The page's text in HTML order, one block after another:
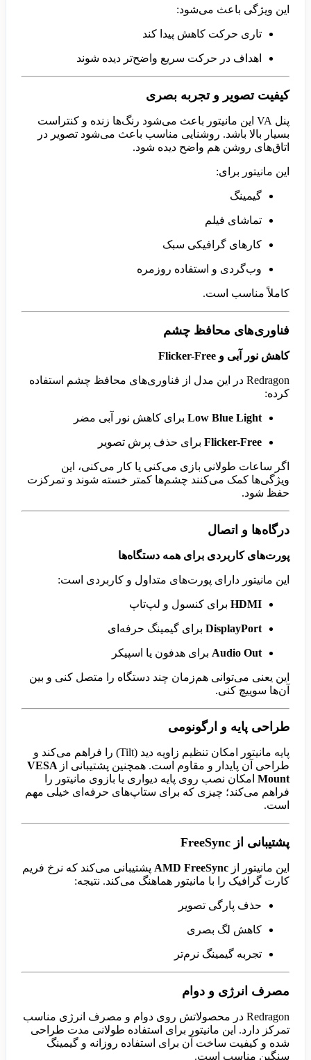
این ویژگی باعث می‌شود:
تاری حرکت کاهش پیدا کند
اهداف در حرکت سریع واضح‌تر دیده شوند
کیفیت تصویر و تجربه بصری
پنل VA این مانیتور باعث می‌شود رنگ‌ها زنده و کنتراست
بسیار بالا باشد. روشنایی مناسب باعث می‌شود تصویر در
اتاق‌های روشن هم واضح دیده شود.
این مانیتور برای:
گیمینگ
تماشای فیلم
کارهای گرافیکی سبک
وب‌گردی و استفاده روزمره
کاملاً مناسب است.
فناوری‌های محافظ چشم
کاهش نور آبی و Flicker-Free
Redragon در این مدل از فناوری‌های محافظ چشم استفاده
کرده:
Low Blue Light برای کاهش نور آبی مضر
Flicker-Free برای حذف پرش تصویر
اگر ساعات طولانی بازی می‌کنی یا کار می‌کنی، این
ویژگی‌ها کمک می‌کنند چشم‌ها کمتر خسته شوند و تمرکزت
حفظ شود.
درگاه‌ها و اتصال
پورت‌های کاربردی برای همه دستگاه‌ها
این مانیتور دارای پورت‌های متداول و کاربردی است:
HDMI برای کنسول و لپ‌تاپ
DisplayPort برای گیمینگ حرفه‌ای
Audio Out برای هدفون یا اسپیکر
این یعنی می‌توانی هم‌زمان چند دستگاه را متصل کنی و بین
آن‌ها سوییچ کنی.
طراحی پایه و ارگونومی
پایه مانیتور امکان تنظیم زاویه دید (Tilt) را فراهم می‌کند و
طراحی آن پایدار و مقاوم است. همچنین پشتیبانی ازVESA
Mount امکان نصب روی پایه دیواری یا بازوی مانیتور را
فراهم می‌کند؛ چیزی که برای ستاپ‌های حرفه‌ای خیلی مهم
است.
پشتیبانی از FreeSync
این مانیتور از AMD FreeSync پشتیبانی می‌کند که نرخ فریم
کارت گرافیک را با مانیتور هماهنگ می‌کند. نتیجه:
حذف پارگی تصویر
کاهش لگ بصری
تجربه گیمینگ نرم‌تر
مصرف انرژی و دوام
Redragon در محصولاتش روی دوام و مصرف انرژی مناسب
تمرکز دارد. این مانیتور برای استفاده طولانی مدت طراحی
شده و کیفیت ساخت آن برای استفاده روزانه و گیمینگ
سنگین مناسب است.